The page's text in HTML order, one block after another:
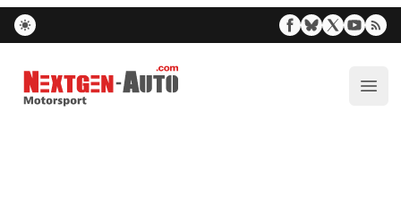
Nextgen-Auto.com